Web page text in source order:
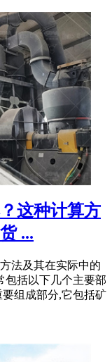
这种计算方
...
法及其在实际中的
包括以下几个主要部
组成部分,它包括矿